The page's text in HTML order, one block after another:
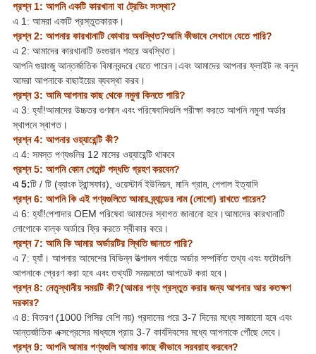
প্রশ্ন 1: আপনি একটি কারখানা বা ট্রেডিং সংস্থা?
এ 1: আমরা একটি প্রস্তুতকারক।
প্রশ্ন 2: আপনার কারখানাটি কোথায় অবস্থিত?আমি কীভাবে সেখানে যেতে পারি?
এ 2: আমাদের কারখানাটি ডংগুয়ান শহরে অবস্থিত।
আপনি গুয়াংজু আন্তর্জাতিক বিমানবন্দরে যেতে পারেন।এবং আমাদের আপনার ফ্লাইট নং বলুন
আমরা আপনাকে বাছাইয়ের ব্যবস্থা করব।
প্রশ্ন 3: আমি আপনার কাছ থেকে নমুনা কিনতে পারি?
এ 3: হ্যাঁ!আমাদের উচ্চতর গুণমান এবং পরিষেবাদিগুলি পরীক্ষা করতে আপনি নমুনা অর্ডার
স্থাপনে স্বাগত।
প্রশ্ন 4: আপনার ওয়্যারেন্টি কী?
এ 4: সমস্ত পণ্যগুলির 12 মাসের ওয়্যারেন্টি থাকবে
প্রশ্ন 5: আপনি কোন পেমেন্ট পদ্ধতি গ্রহণ করবেন?
এ 5:টি / টি (ব্যাংক ট্রান্সফার), ওয়েস্টার্ন ইউনিয়ন, মানি গ্রাম, পেপাল ইত্যাদি
প্রশ্ন 6: আপনি কি এই পণ্যগুলিতে আমার ব্র্যান্ডের নাম (লোগো) রাখতে পারেন?
এ 6: হ্যাঁ!পেশাদার OEM পরিষেবা আমাদের স্বাগত জানানো হবে।আমাদের কারখানাটি
লোগোকে বাল্ক অর্ডারে ফ্রি করতে স্বীকার করে।
প্রশ্ন 7: আমি কি আমার অর্ডারটির স্থিতি জানতে পারি?
এ 7: হ্যাঁ। আপনার আদেশের বিভিন্ন উত্পাদন পর্যায়ে অর্ডার সম্পর্কিত তথ্য এবং ফটোগুলি
আপনাকে প্রেরণ করা হবে এবং তথ্যটি সময়মতো আপডেট করা হবে।
প্রশ্ন 8: নেতৃস্থানীয় সময়টি কী?(আমার পণ্য প্রস্তুত করার জন্য আপনার আর কতক্ষণ
দরকার?
এ 8: বিতরণ (1000 পিসির বেশি নয়) প্রদানের পরে 3-7 দিনের মধ্যে সাজানো হবে এবং
আন্তর্জাতিক এক্সপ্রেসের মাধ্যমে প্রায় 3-7 কার্যদিবসের মধ্যে আপনাকে পৌঁছে দেবে।
প্রশ্ন 9: আপনি আমার পণ্যগুলি আমার কাছে কীভাবে সরবরাহ করবেন?